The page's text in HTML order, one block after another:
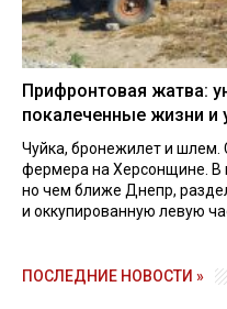
Прифронтовая жатва:
покалеченные жизни и
Чуйка, бронежилет и шлем.
фермера на Херсонщине. В
но чем ближе Днепр,
и оккупированную левую
ПОСЛЕДНИЕ НОВОСТИ »